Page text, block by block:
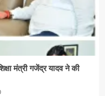
मंत्री गजेंद्र यादव ने की